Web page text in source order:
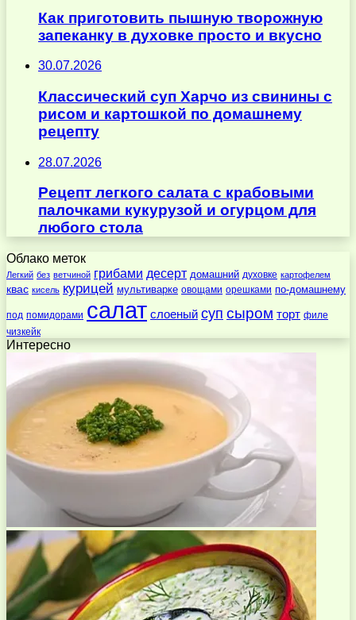
Как приготовить пышную творожную
запеканку в духовке просто и вкусно
30.07.2026
Классический суп Харчо из свинины с
рисом и картошкой по домашнему
рецепту
28.07.2026
Рецепт легкого салата с крабовыми
палочками кукурузой и огурцом для
любого стола
Облако меток
Легкий без ветчиной грибами десерт домашний духовке картофелем
квас кисель курицей мультиварке овощами орешками по-домашнему
под помидорами салат слоеный суп сыром торт филе
чизкейк
Интересно